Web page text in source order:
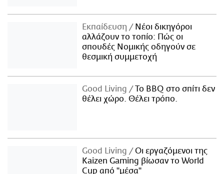
Εκπαίδευση
Νέοι δικηγόροι
αλλάζουν το τοπίο: Πώς οι
σπουδές Νομικής οδηγούν σε
θεσμική συμμετοχή
Good Living
Το BBQ στο σπίτι δεν
θέλει χώρο. Θέλει τρόπο.
Good Living
Οι εργαζόμενοι της
Kaizen Gaming βίωσαν το World
Cup από "μέσα"